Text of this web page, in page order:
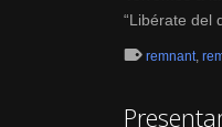
“Libérate del
remnant,